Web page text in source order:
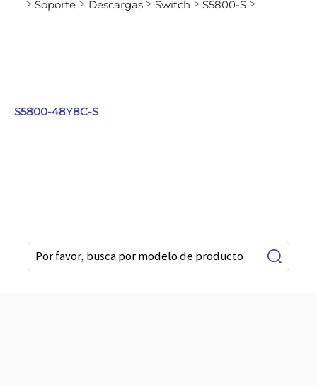
> Soporte > Descargas > Switch > S5800-S >
S5800-48Y8C-S